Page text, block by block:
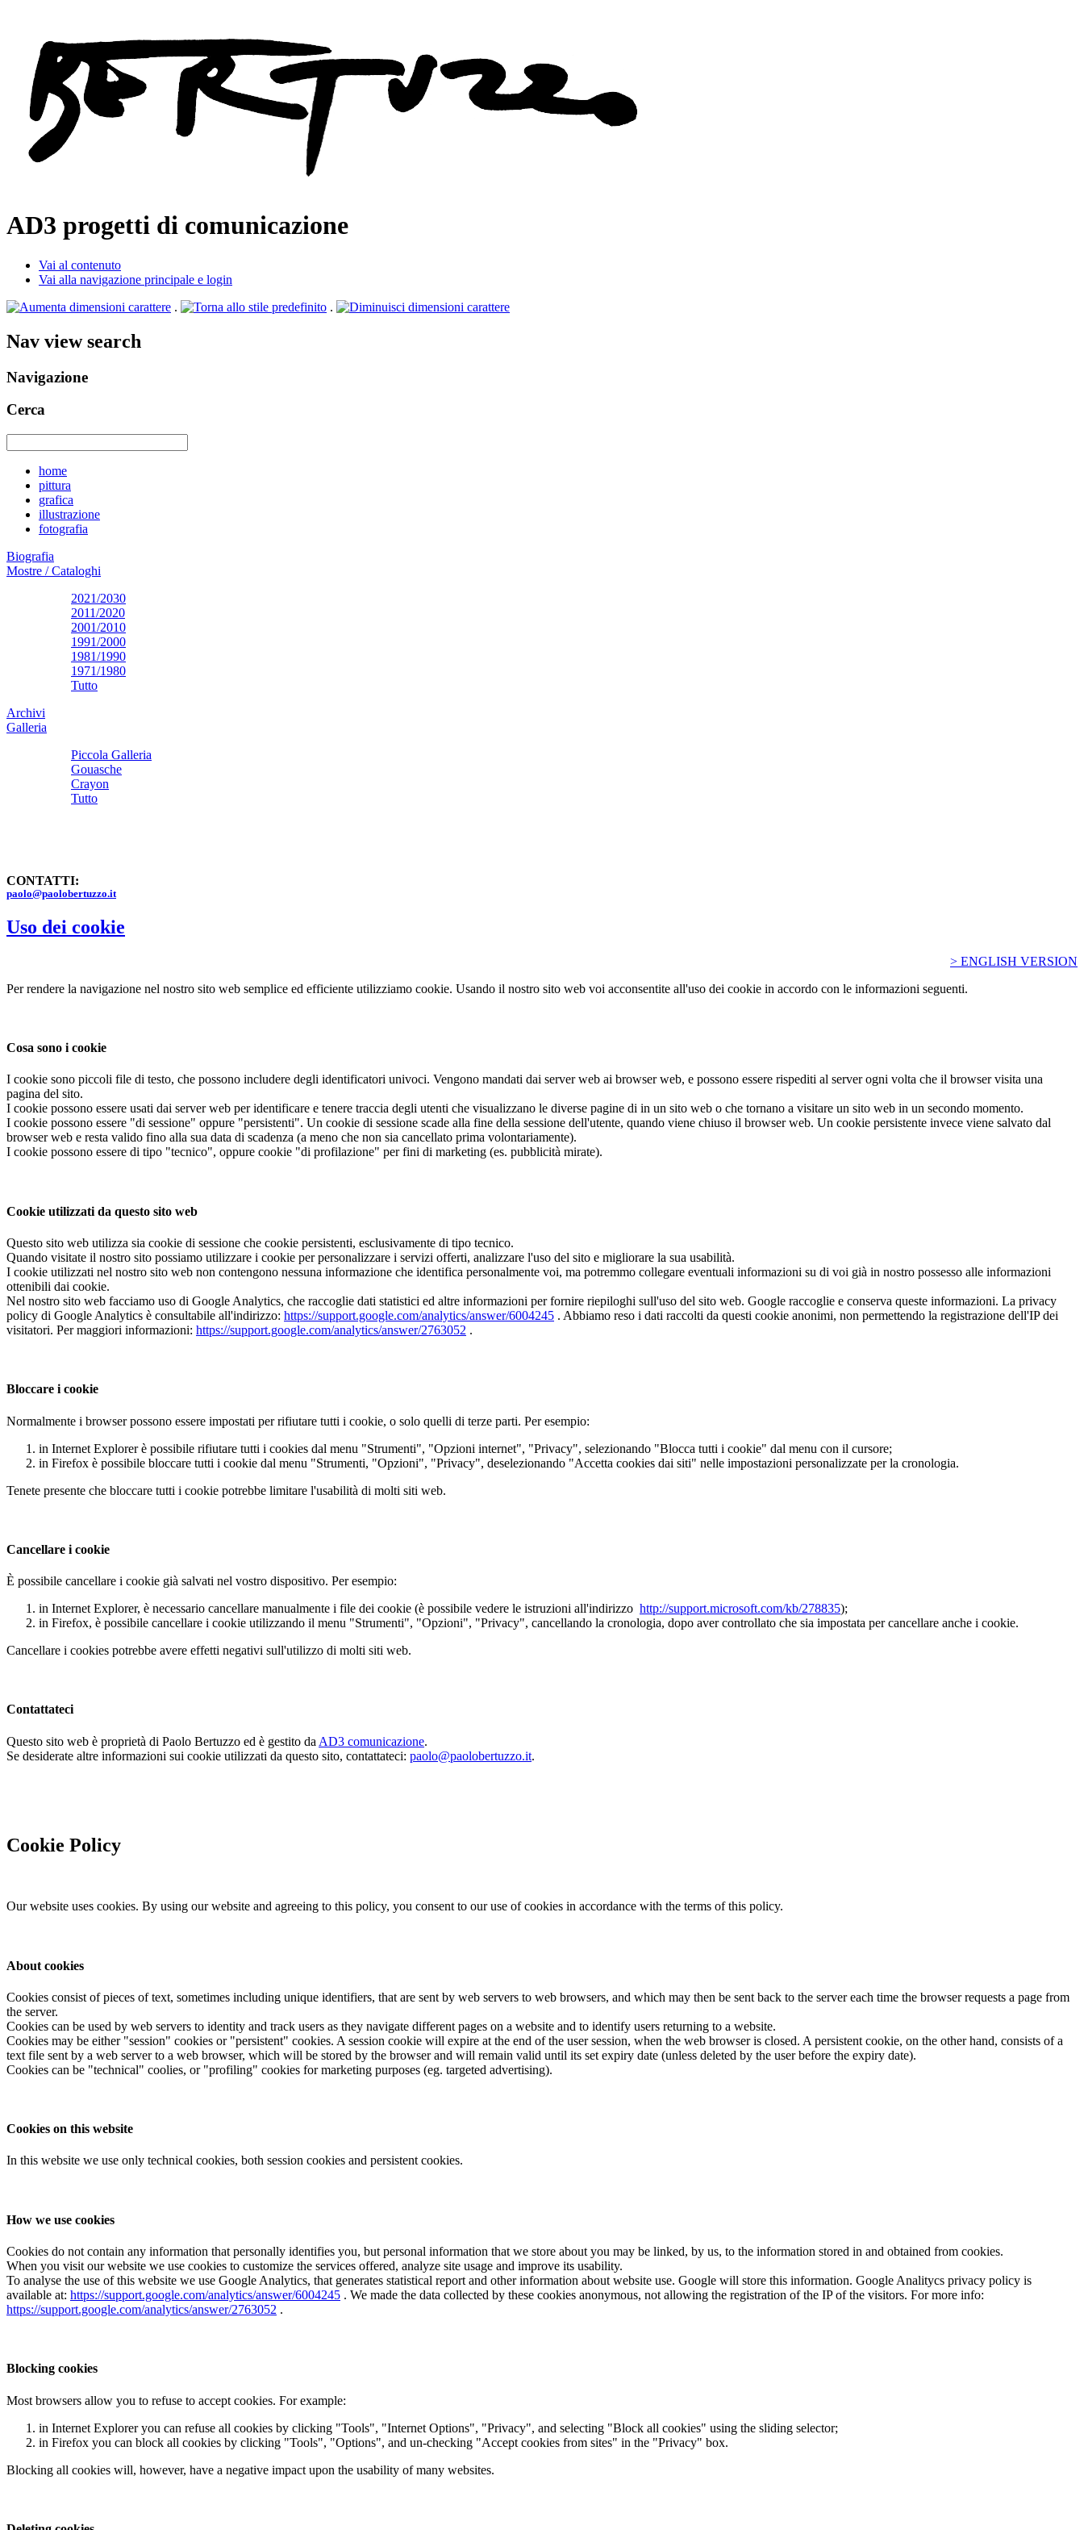
AD3 progetti di comunicazione
Vai al contenuto
Vai alla navigazione principale e login
.
.
Nav view search
Navigazione
Cerca
home
pittura
grafica
illustrazione
fotografia
Biografia
Mostre / Cataloghi
2021/2030
2011/2020
2001/2010
1991/2000
1981/1990
1971/1980
Tutto
Archivi
Galleria
Piccola Galleria
Gouasche
Crayon
Tutto
CONTATTI:
paolo@paolobertuzzo.it
Uso dei cookie
> ENGLISH VERSION
Per rendere la navigazione nel nostro sito web semplice ed efficiente utilizziamo cookie. Usando il nostro sito web voi acconsentite all'uso dei cookie in accordo con le informazioni seguenti.
Cosa sono i cookie
I cookie sono piccoli file di testo, che possono includere degli identificatori univoci. Vengono mandati dai server web ai browser web, e possono essere rispediti al server ogni volta che il browser visita una
pagina del sito.
I cookie possono essere usati dai server web per identificare e tenere traccia degli utenti che visualizzano le diverse pagine di in un sito web o che tornano a visitare un sito web in un secondo momento.
I cookie possono essere "di sessione" oppure "persistenti". Un cookie di sessione scade alla fine della sessione dell'utente, quando viene chiuso il browser web. Un cookie persistente invece viene salvato dal
browser web e resta valido fino alla sua data di scadenza (a meno che non sia cancellato prima volontariamente).
I cookie possono essere di tipo "tecnico", oppure cookie "di profilazione" per fini di marketing (es. pubblicità mirate).
Cookie utilizzati da questo sito web
Questo sito web utilizza sia cookie di sessione che cookie persistenti, esclusivamente di tipo tecnico.
Quando visitate il nostro sito possiamo utilizzare i cookie per personalizzare i servizi offerti, analizzare l'uso del sito e migliorare la sua usabilità.
I cookie utilizzati nel nostro sito web non contengono nessuna informazione che identifica personalmente voi, ma potremmo collegare eventuali informazioni su di voi già in nostro possesso alle informazioni
ottenibili dai cookie.
Nel nostro sito web facciamo uso di Google Analytics, che raccoglie dati statistici ed altre informazioni per fornire riepiloghi sull'uso del sito web. Google raccoglie e conserva queste informazioni. La privacy
policy di Google Analytics è consultabile all'indirizzo: https://support.google.com/analytics/answer/6004245 . Abbiamo reso i dati raccolti da questi cookie anonimi, non permettendo la registrazione dell'IP dei
visitatori. Per maggiori informazioni: https://support.google.com/analytics/answer/2763052 .
Bloccare i cookie
Normalmente i browser possono essere impostati per rifiutare tutti i cookie, o solo quelli di terze parti. Per esempio:
in Internet Explorer è possibile rifiutare tutti i cookies dal menu "Strumenti", "Opzioni internet", "Privacy", selezionando "Blocca tutti i cookie" dal menu con il cursore;
in Firefox è possibile bloccare tutti i cookie dal menu "Strumenti, "Opzioni", "Privacy", deselezionando "Accetta cookies dai siti" nelle impostazioni personalizzate per la cronologia.
Tenete presente che bloccare tutti i cookie potrebbe limitare l'usabilità di molti siti web.
Cancellare i cookie
È possibile cancellare i cookie già salvati nel vostro dispositivo. Per esempio:
in Internet Explorer, è necessario cancellare manualmente i file dei cookie (è possibile vedere le istruzioni all'indirizzo http://support.microsoft.com/kb/278835);
in Firefox, è possibile cancellare i cookie utilizzando il menu "Strumenti", "Opzioni", "Privacy", cancellando la cronologia, dopo aver controllato che sia impostata per cancellare anche i cookie.
Cancellare i cookies potrebbe avere effetti negativi sull'utilizzo di molti siti web.
Contattateci
Questo sito web è proprietà di Paolo Bertuzzo ed è gestito da AD3 comunicazione.
Se desiderate altre informazioni sui cookie utilizzati da questo sito, contattateci: paolo@paolobertuzzo.it.
Cookie Policy
Our website uses cookies. By using our website and agreeing to this policy, you consent to our use of cookies in accordance with the terms of this policy.
About cookies
Cookies consist of pieces of text, sometimes including unique identifiers, that are sent by web servers to web browsers, and which may then be sent back to the server each time the browser requests a page from
the server.
Cookies can be used by web servers to identity and track users as they navigate different pages on a website and to identify users returning to a website.
Cookies may be either "session" cookies or "persistent" cookies. A session cookie will expire at the end of the user session, when the web browser is closed. A persistent cookie, on the other hand, consists of a
text file sent by a web server to a web browser, which will be stored by the browser and will remain valid until its set expiry date (unless deleted by the user before the expiry date).
Cookies can be "technical" coolies, or "profiling" cookies for marketing purposes (eg. targeted advertising).
Cookies on this website
In this website we use only technical cookies, both session cookies and persistent cookies.
How we use cookies
Cookies do not contain any information that personally identifies you, but personal information that we store about you may be linked, by us, to the information stored in and obtained from cookies.
When you visit our website we use cookies to customize the services offered, analyze site usage and improve its usability.
To analyse the use of this website we use Google Analytics, that generates statistical report and other information about website use. Google will store this information. Google Analitycs privacy policy is
available at: https://support.google.com/analytics/answer/6004245 . We made the data collected by these cookies anonymous, not allowing the registration of the IP of the visitors. For more info:
https://support.google.com/analytics/answer/2763052 .
Blocking cookies
Most browsers allow you to refuse to accept cookies. For example:
in Internet Explorer you can refuse all cookies by clicking "Tools", "Internet Options", "Privacy", and selecting "Block all cookies" using the sliding selector;
in Firefox you can block all cookies by clicking "Tools", "Options", and un-checking "Accept cookies from sites" in the "Privacy" box.
Blocking all cookies will, however, have a negative impact upon the usability of many websites.